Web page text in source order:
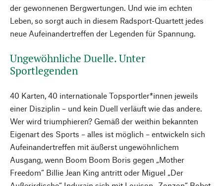
der gewonnenen Bergwertungen. Und wie im echten
Leben, so sorgt auch in diesem Radsport-Quartett jedes
neue Aufeinandertreffen der Legenden für Spannung.
Ungewöhnliche Duelle. Unter
Sportlegenden
40 Karten, 40 internationale Topsportler*innen jeweils
einer Disziplin – und kein Duell verläuft wie das andere.
Wer wird triumphieren? Gemäß der weithin bekannten
Eigenart des Sports – alles ist möglich – entwickeln sich
Aufeinandertreffen mit äußerst ungewöhnlichem
Ausgang, wenn Boom Boom Boris gegen „Mother
Freedom“ Billie Jean King antritt oder Miguel „Der